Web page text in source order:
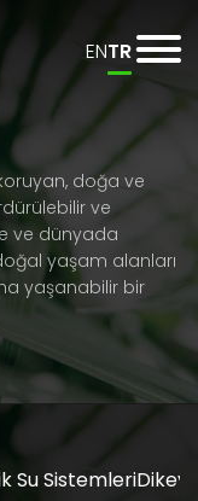
ENTR
doğa ve
ve
ve dünyada
yaşam alanları
yaşanabilir bir
Su SistemleriDikey